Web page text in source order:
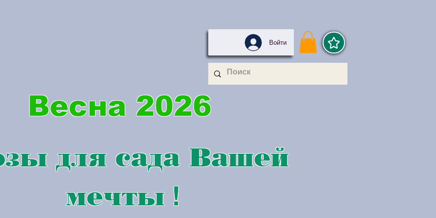
Войти
Весна 2026
для сада Вашей
мечты!